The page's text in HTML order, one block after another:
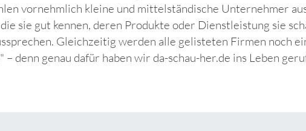
vornehmlich kleine und mittelständische Unternehmer
sie gut kennen, deren Produkte oder Dienstleistung sie
Gleichzeitig werden alle gelisteten Firmen noch
denn genau dafür haben wir da-schau-her.de ins Leben